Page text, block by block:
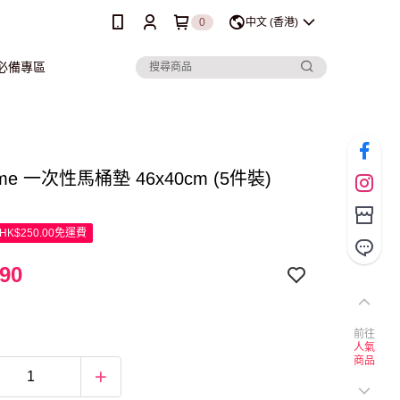
0 中文 (香港)
備專區
一次性馬桶墊 46x40cm (5件裝)
免運費
前往
人氣
商品